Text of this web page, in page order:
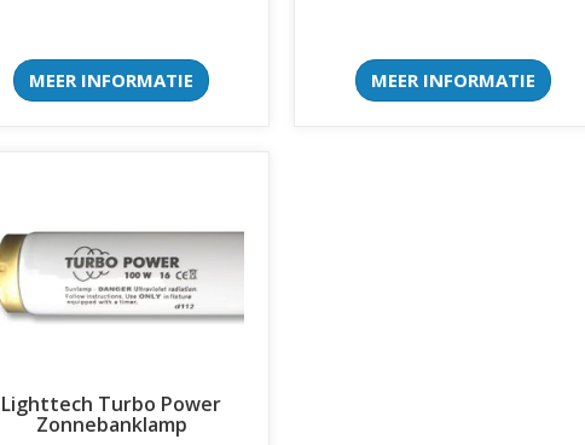
MEER INFORMATIE MEER INFORMATIE
Lighttech Turbo Power
Zonnebanklamp